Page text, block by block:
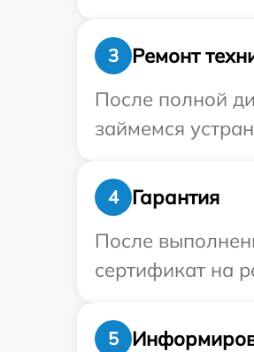
3
Ремонт
После полной
займемся
4
Гарантия
После
сертификат на
5